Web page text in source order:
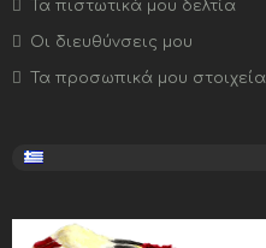
Τα πιστωτικά μου δελτία
Οι διευθύνσεις μου
Τα προσωπικά μου στοιχεία